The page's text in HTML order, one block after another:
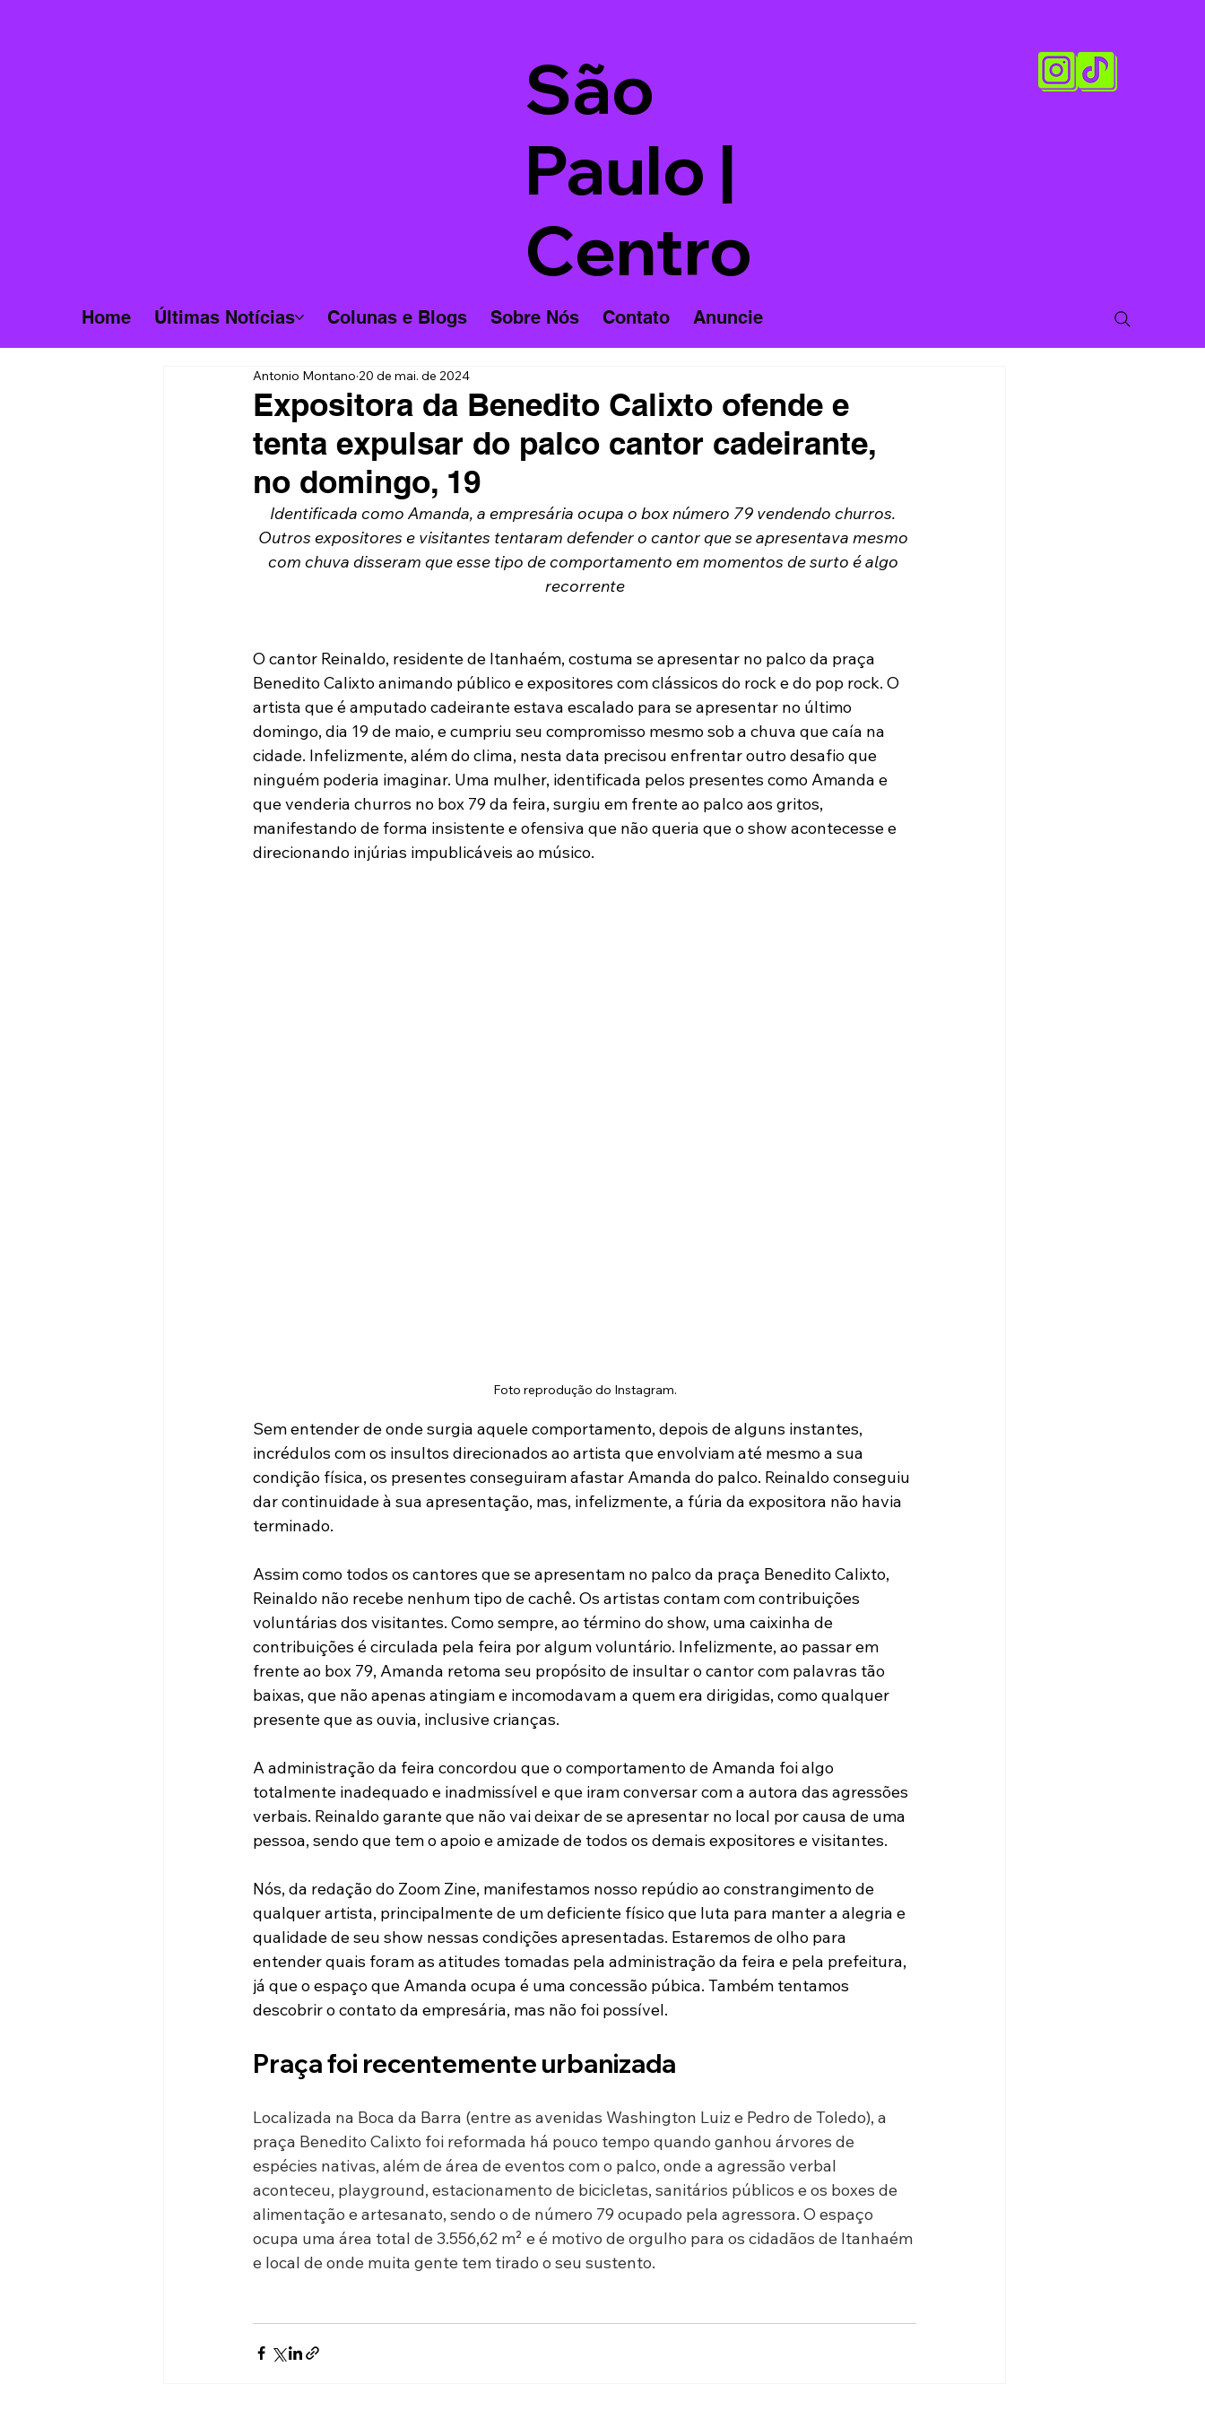
São
Paulo |
Centro
Home Últimas Notícias Colunas e Blogs Sobre Nós Contato Anuncie
Expositora da Benedito Calixto ofende e
tenta expulsar do palco cantor cadeirante,
no domingo, 19
Antonio Montano 20 de mai. de 2024
Identificada como Amanda, a empresária ocupa o box número 79 vendendo churros.
Outros expositores e visitantes tentaram defender o cantor que se apresentava mesmo
com chuva disseram que esse tipo de comportamento em momentos de surto é algo
recorrente
O cantor Reinaldo, residente de Itanhaém, costuma se apresentar no palco da praça
Benedito Calixto animando público e expositores com clássicos do rock e do pop rock. O
artista que é amputado cadeirante estava escalado para se apresentar no último
domingo, dia 19 de maio, e cumpriu seu compromisso mesmo sob a chuva que caía na
cidade. Infelizmente, além do clima, nesta data precisou enfrentar outro desafio que
ninguém poderia imaginar. Uma mulher, identificada pelos presentes como Amanda e
que venderia churros no box 79 da feira, surgiu em frente ao palco aos gritos,
manifestando de forma insistente e ofensiva que não queria que o show acontecesse e
direcionando injúrias impublicáveis ao músico.
Foto reprodução do Instagram.
Sem entender de onde surgia aquele comportamento, depois de alguns instantes,
incrédulos com os insultos direcionados ao artista que envolviam até mesmo a sua
condição física, os presentes conseguiram afastar Amanda do palco. Reinaldo conseguiu
dar continuidade à sua apresentação, mas, infelizmente, a fúria da expositora não havia
terminado.
Assim como todos os cantores que se apresentam no palco da praça Benedito Calixto,
Reinaldo não recebe nenhum tipo de cachê. Os artistas contam com contribuições
voluntárias dos visitantes. Como sempre, ao término do show, uma caixinha de
contribuições é circulada pela feira por algum voluntário. Infelizmente, ao passar em
frente ao box 79, Amanda retoma seu propósito de insultar o cantor com palavras tão
baixas, que não apenas atingiam e incomodavam a quem era dirigidas, como qualquer
presente que as ouvia, inclusive crianças.
A administração da feira concordou que o comportamento de Amanda foi algo
totalmente inadequado e inadmissível e que iram conversar com a autora das agressões
verbais. Reinaldo garante que não vai deixar de se apresentar no local por causa de uma
pessoa, sendo que tem o apoio e amizade de todos os demais expositores e visitantes.
Nós, da redação do Zoom Zine, manifestamos nosso repúdio ao constrangimento de
qualquer artista, principalmente de um deficiente físico que luta para manter a alegria e
qualidade de seu show nessas condições apresentadas. Estaremos de olho para
entender quais foram as atitudes tomadas pela administração da feira e pela prefeitura,
já que o espaço que Amanda ocupa é uma concessão púbica. Também tentamos
descobrir o contato da empresária, mas não foi possível.
Praça foi recentemente urbanizada
Localizada na Boca da Barra (entre as avenidas Washington Luiz e Pedro de Toledo), a
praça Benedito Calixto foi reformada há pouco tempo quando ganhou árvores de
espécies nativas, além de área de eventos com o palco, onde a agressão verbal
aconteceu, playground, estacionamento de bicicletas, sanitários públicos e os boxes de
alimentação e artesanato, sendo o de número 79 ocupado pela agressora. O espaço
ocupa uma área total de 3.556,62 m² e é motivo de orgulho para os cidadãos de Itanhaém
e local de onde muita gente tem tirado o seu sustento.